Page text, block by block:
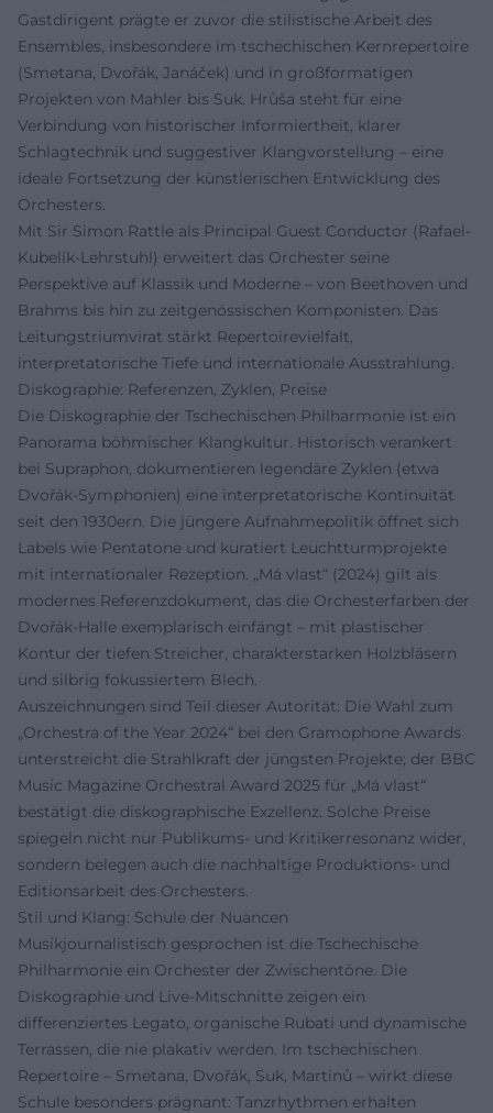
Gastdirigent prägte er zuvor die stilistische Arbeit des
Ensembles, insbesondere im tschechischen Kernrepertoire
(Smetana, Dvořák, Janáček) und in großformatigen
Projekten von Mahler bis Suk. Hrůša steht für eine
Verbindung von historischer Informiertheit, klarer
Schlagtechnik und suggestiver Klangvorstellung – eine
ideale Fortsetzung der künstlerischen Entwicklung des
Orchesters.
Mit Sir Simon Rattle als Principal Guest Conductor (Rafael-
Kubelík-Lehrstuhl) erweitert das Orchester seine
Perspektive auf Klassik und Moderne – von Beethoven und
Brahms bis hin zu zeitgenössischen Komponisten. Das
Leitungstriumvirat stärkt Repertoirevielfalt,
interpretatorische Tiefe und internationale Ausstrahlung.
Diskographie: Referenzen, Zyklen, Preise
Die Diskographie der Tschechischen Philharmonie ist ein
Panorama böhmischer Klangkultur. Historisch verankert
bei Supraphon, dokumentieren legendäre Zyklen (etwa
Dvořák-Symphonien) eine interpretatorische Kontinuität
seit den 1930ern. Die jüngere Aufnahmepolitik öffnet sich
Labels wie Pentatone und kuratiert Leuchtturmprojekte
mit internationaler Rezeption. „Má vlast“ (2024) gilt als
modernes Referenzdokument, das die Orchesterfarben der
Dvořák-Halle exemplarisch einfängt – mit plastischer
Kontur der tiefen Streicher, charakterstarken Holzbläsern
und silbrig fokussiertem Blech.
Auszeichnungen sind Teil dieser Autorität: Die Wahl zum
„Orchestra of the Year 2024“ bei den Gramophone Awards
unterstreicht die Strahlkraft der jüngsten Projekte; der BBC
Music Magazine Orchestral Award 2025 für „Má vlast“
bestätigt die diskographische Exzellenz. Solche Preise
spiegeln nicht nur Publikums- und Kritikerresonanz wider,
sondern belegen auch die nachhaltige Produktions- und
Editionsarbeit des Orchesters.
Stil und Klang: Schule der Nuancen
Musikjournalistisch gesprochen ist die Tschechische
Philharmonie ein Orchester der Zwischentöne. Die
Diskographie und Live-Mitschnitte zeigen ein
differenziertes Legato, organische Rubati und dynamische
Terrassen, die nie plakativ werden. Im tschechischen
Repertoire – Smetana, Dvořák, Suk, Martinů – wirkt diese
Schule besonders prägnant: Tanzrhythmen erhalten